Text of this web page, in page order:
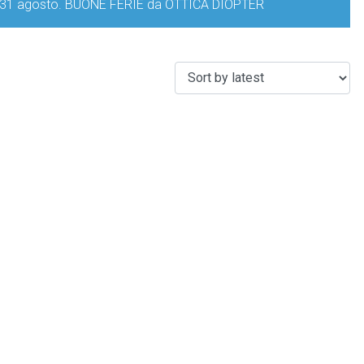
BUONE FERIE da OTTICA DIOPTER